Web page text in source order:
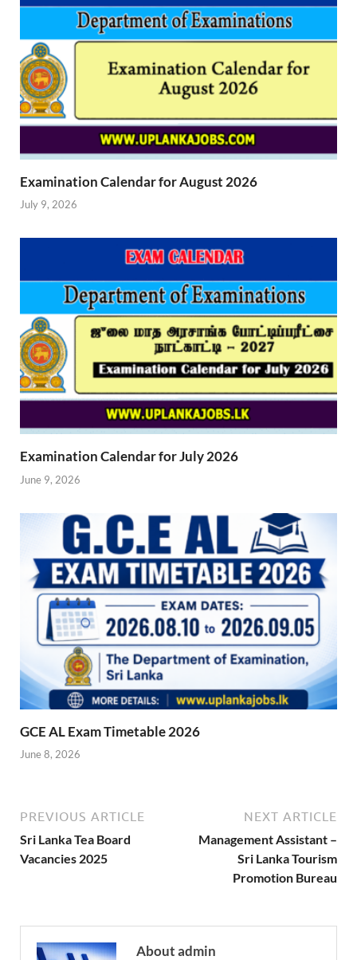
Examination Calendar for August 2026
July 9, 2026
Examination Calendar for July 2026
June 9, 2026
GCE AL Exam Timetable 2026
June 8, 2026
PREVIOUS ARTICLE
Sri Lanka Tea Board
Vacancies 2025
NEXT ARTICLE
Management Assistant –
Sri Lanka Tourism
Promotion Bureau
About admin